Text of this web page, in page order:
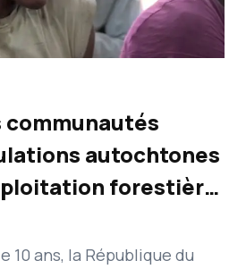
communautés
autochtones
forestière
de la Lékoumou en
10 ans, la République du